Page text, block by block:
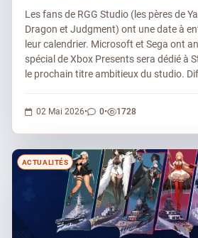
Les fans de RGG Studio (les pères de
Dragon et Judgment) ont une date à
leur calendrier. Microsoft et Sega ont
spécial de Xbox Presents sera dédié à
le prochain titre ambitieux du studio.
02 Mai 2026• 0
0 commentaires
• 1728
1728 vues
ACTUALITÉS